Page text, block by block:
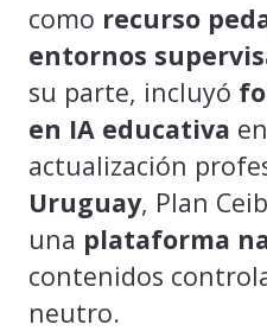
como recurso
entornos
su parte, incluyó
en IA educativa
actualización
Uruguay, Plan
una plataforma
contenidos
neutro.